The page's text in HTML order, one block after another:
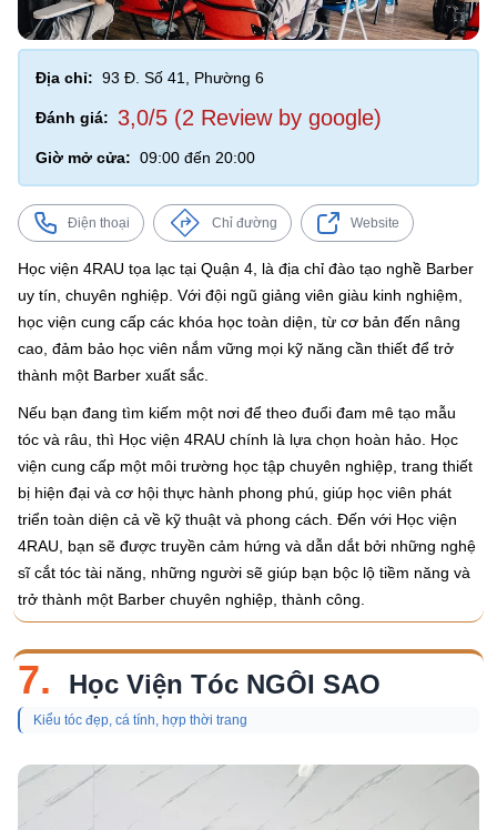
Địa chỉ: 93 Đ. Số 41, Phường 6
Đánh giá: 3,0/5 (2 Review by google)
Giờ mở cửa: 09:00 đến 20:00
Điện thoại Chỉ đường Website
Học viện 4RAU tọa lạc tại Quận 4, là địa chỉ đào tạo nghề Barber
uy tín, chuyên nghiệp. Với đội ngũ giảng viên giàu kinh nghiệm,
học viện cung cấp các khóa học toàn diện, từ cơ bản đến nâng
cao, đảm bảo học viên nắm vững mọi kỹ năng cần thiết để trở
thành một Barber xuất sắc.
Nếu bạn đang tìm kiếm một nơi để theo đuổi đam mê tạo mẫu
tóc và râu, thì Học viện 4RAU chính là lựa chọn hoàn hảo. Học
viện cung cấp một môi trường học tập chuyên nghiệp, trang thiết
bị hiện đại và cơ hội thực hành phong phú, giúp học viên phát
triển toàn diện cả về kỹ thuật và phong cách. Đến với Học viện
4RAU, bạn sẽ được truyền cảm hứng và dẫn dắt bởi những nghệ
sĩ cắt tóc tài năng, những người sẽ giúp bạn bộc lộ tiềm năng và
trở thành một Barber chuyên nghiệp, thành công.
7. Học Viện Tóc NGÔI SAO
Kiểu tóc đẹp, cá tính, hợp thời trang